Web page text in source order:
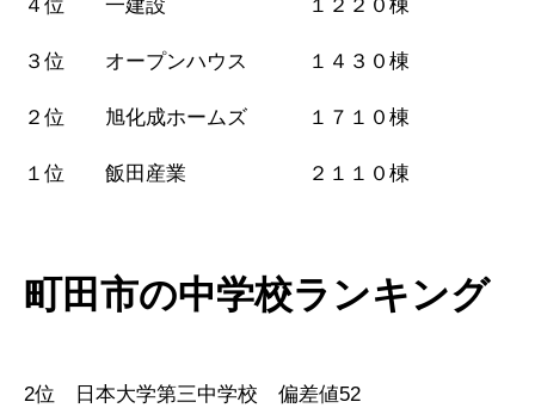
４位 一建設 １２２０棟
３位 オープンハウス １４３０棟
２位 旭化成ホームズ １７１０棟
１位 飯田産業 ２１１０棟
町田市の中学校ランキング
2位 日本大学第三中学校 偏差値52